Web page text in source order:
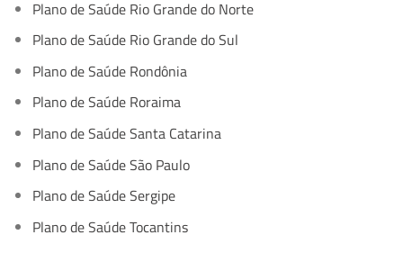
Plano de Saúde Rio Grande do Norte
Plano de Saúde Rio Grande do Sul
Plano de Saúde Rondônia
Plano de Saúde Roraima
Plano de Saúde Santa Catarina
Plano de Saúde São Paulo
Plano de Saúde Sergipe
Plano de Saúde Tocantins